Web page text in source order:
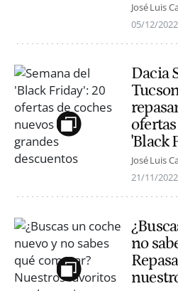
José Luis
05/12/2022
Dacia
'Black
José Luis
21/11/2022
no